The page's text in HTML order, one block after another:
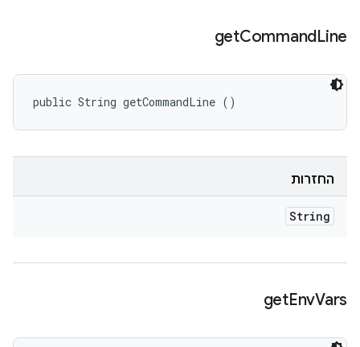
getCommandLine
public String getCommandLine ()
החזרות
String
getEnvVars